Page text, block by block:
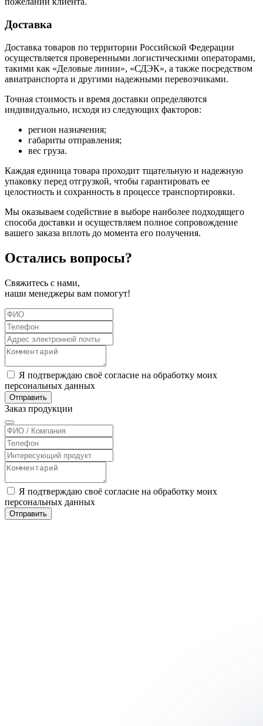
Доставка
Доставка товаров по территории Российской Федерации
осуществляется проверенными логистическими операторами,
такими как «Деловые линии», «СДЭК», а также посредством
авиатранспорта и другими надежными перевозчиками.
Точная стоимость и время доставки определяются
индивидуально, исходя из следующих факторов:
регион назначения;
габариты отправления;
вес груза.
Каждая единица товара проходит тщательную и надежную
упаковку перед отгрузкой, чтобы гарантировать ее
целостность и сохранность в процессе транспортировки.
Мы оказываем содействие в выборе наиболее подходящего
способа доставки и осуществляем полное сопровождение
вашего заказа вплоть до момента его получения.
Остались вопросы?
Свяжитесь с нами,
наши менеджеры вам помогут!
Я подтверждаю своё согласие на обработку моих
персональных данных
Отправить
Заказ продукции
Я подтверждаю своё согласие на обработку моих
персональных данных
Отправить